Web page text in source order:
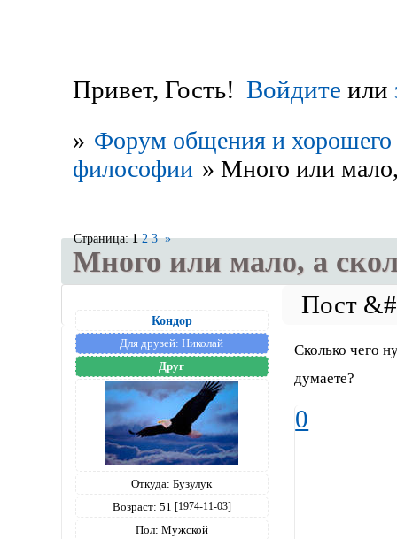
Привет, Гость! Войдите или
» Форум общения и хорошего
философии » Много или
Много или мало, а
Страница:1 2 3 »
Кондор
Для друзей: Николай
Друг
Откуда: Бузулук
Возраст: 51 [1974-11-03]
Пол: Мужской
Сколько чего
думаете?
0